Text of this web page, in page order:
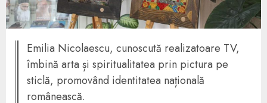
Emilia Nicolaescu, cunoscută realizatoare TV,
îmbină arta și spiritualitatea prin pictura pe
sticlă, promovând identitatea națională
românească.